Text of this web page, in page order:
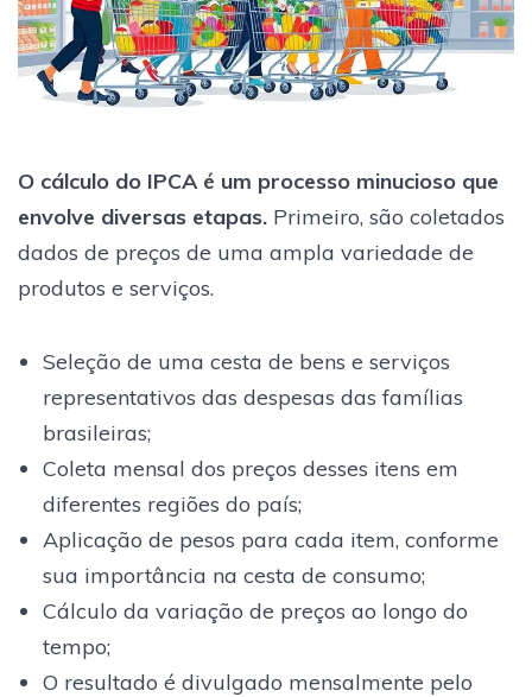
O cálculo do IPCA é um processo minucioso que
envolve diversas etapas. Primeiro, são coletados
dados de preços de uma ampla variedade de
produtos e serviços.
Seleção de uma cesta de bens e serviços
representativos das despesas das famílias
brasileiras;
Coleta mensal dos preços desses itens em
diferentes regiões do país;
Aplicação de pesos para cada item, conforme
sua importância na cesta de consumo;
Cálculo da variação de preços ao longo do
tempo;
O resultado é divulgado mensalmente pelo